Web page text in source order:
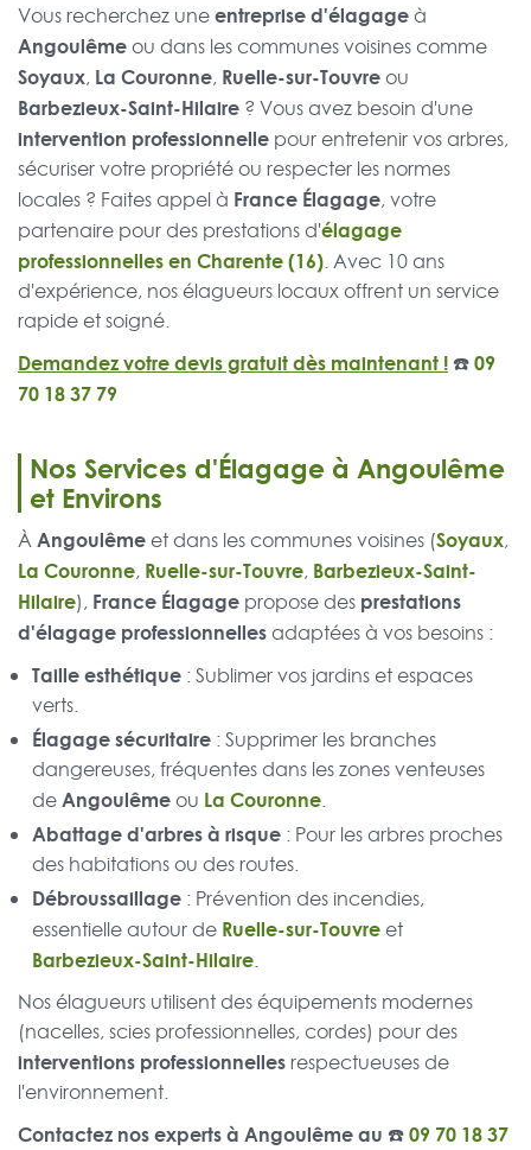
Vous recherchez uneentreprise d'élagageà
Angoulêmeou dans les communes voisines comme
Soyaux, La Couronne, Ruelle-sur-Touvreou
Barbezieux-Saint-Hilaire ? Vous avez besoin d'une
intervention professionnelle pour entretenir vos arbres,
sécuriser votre propriété ou respecter les normes
locales ? Faites appel à France Élagage, votre
partenaire pour des prestations d'élagage
professionnelles en Charente (16). Avec 10 ans
d'expérience, nos élagueurs locaux offrent un service
rapide et soigné.
Demandez votre devis gratuit dès maintenant ! ☎️09
70 18 37 79
Nos Services d'Élagage à Angoulême
et Environs
ÀAngoulême et dans les communes voisines (Soyaux,
La Couronne, Ruelle-sur-Touvre, Barbezieux-Saint-
Hilaire), France Élagage propose des prestations
d'élagage professionnellesadaptées à vos besoins :
Taille esthétique : Sublimer vos jardins et espaces
verts.
Élagage sécuritaire : Supprimer les branches
dangereuses, fréquentes dans les zones venteuses
deAngoulêmeou La Couronne.
Abattage d'arbres à risque : Pour les arbres proches
des habitations ou des routes.
Débroussaillage : Prévention des incendies,
essentielle autour de Ruelle-sur-Touvre et
Barbezieux-Saint-Hilaire.
Nos élagueurs utilisent des équipements modernes
(nacelles, scies professionnelles, cordes) pour des
interventions professionnellesrespectueuses de
l'environnement.
Contactez nos experts à Angoulême au ☎️09 70 18 37